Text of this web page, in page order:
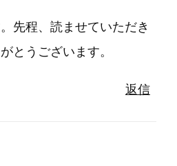
先程、読ませていただき
とうございます。
返信